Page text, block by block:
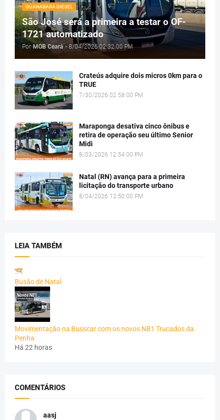
GUANABARA DIESEL
São José será a primeira a testar o OF-
1721 automatizado
Por MOB Ceará - 8/04/2026 02:32:00 PM
Crateús adquire dois micros 0km para o
TRUE
7/30/2026 02:58:00 PM
Maraponga desativa cinco ônibus e
retira de operação seu último Senior
Midi
8/03/2026 12:54:00 PM
Natal (RN) avança para a primeira
licitação do transporte urbano
8/04/2026 12:50:00 PM
LEIA TAMBÉM
Busão de Natal
Movimentação na Busscar com os novos NB1 Trucados da
Penha
Há 22 horas
COMENTÁRIOS
aasj